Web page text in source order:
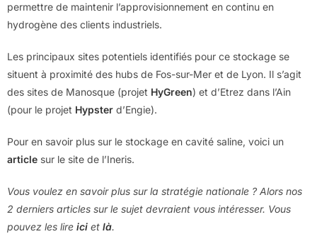
permettre de maintenir l’approvisionnement en continu en
hydrogène des clients industriels.
Les principaux sites potentiels identifiés pour ce stockage se
situent à proximité des hubs de Fos-sur-Mer et de Lyon. Il s’agit
des sites de Manosque (projet HyGreen) et d’Etrez dans l’Ain
(pour le projet Hypster d’Engie).
Pour en savoir plus sur le stockage en cavité saline, voici un
article sur le site de l’Ineris.
Vous voulez en savoir plus sur la stratégie nationale ? Alors nos
2 derniers articles sur le sujet devraient vous intéresser. Vous
pouvez les lire ici et là.